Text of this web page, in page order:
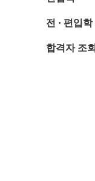
전 · 편입학
합격자 조회